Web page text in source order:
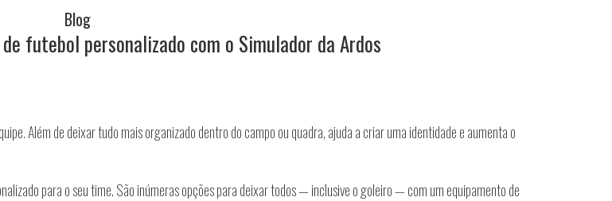
Blog
futebol personalizado com o Simulador da Ardos
Além de deixar tudo mais organizado dentro do campo ou quadra, ajuda a criar uma identidade e aumenta o
para o seu time. São inúmeras opções para deixar todos — inclusive o goleiro — com um equipamento de